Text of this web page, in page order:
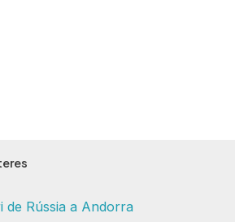
Rússia a Andorra